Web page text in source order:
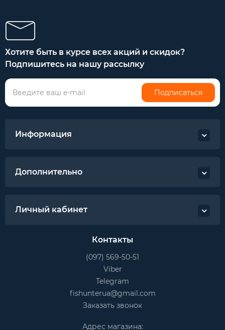
Хотите быть в курсе всех акций и скидок?
Подпишитесь на нашу рассылку
Подписаться
Информация
Дополнительно
Личный кабинет
Контакты
(097) 569-50-51
Viber
Telegram
fishunterua@gmail.com
Заказать звонок
Адрес магазина: